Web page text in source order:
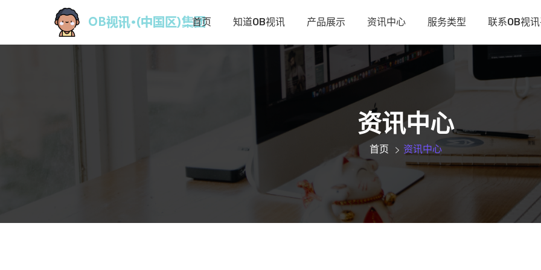
首页 知道OB视讯 产品展示 资讯中心 服务类型 联系OB视
资讯中心
首页 资讯中心